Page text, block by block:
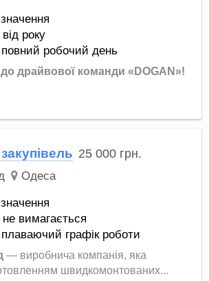
від року
повний робочий день
драйвової команди «DOGAN»!
25 000 грн.
Одеса
не вимагається
плаваючий графік роботи
— виробнича компанія, яка
швидкомонтованих...